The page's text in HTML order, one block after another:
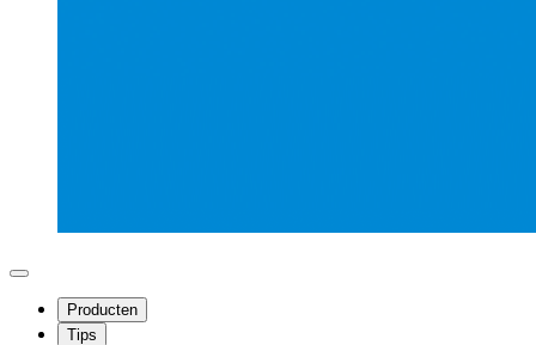
Producten
Tips